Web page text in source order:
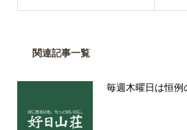
関連記事一覧
毎週木曜日は恒